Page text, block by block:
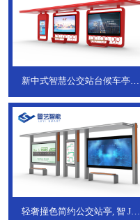
新中式智慧公交站台候车亭，
轻奢撞色简约公交站亭, 智 JT-